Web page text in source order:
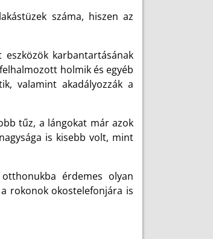
száma, hiszen az
karbantartásának
holmik és egyéb
valamint akadályozzák a
tűz, a lángokat már azok
is kisebb volt, mint
érdemes olyan
rokonok okostelefonjára is